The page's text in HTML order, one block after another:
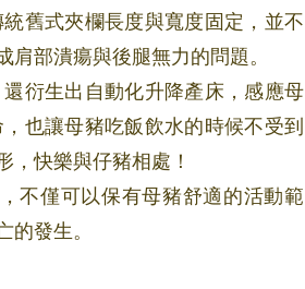
舊式夾欄長度與寬度固定，並不
部潰瘍與後腿無力的問題。
衍生出自動化升降產床，感應母
也讓母豬吃飯飲水的時候不受到
快樂與仔豬相處！
不僅可以保有母豬舒適的活動範
發生。